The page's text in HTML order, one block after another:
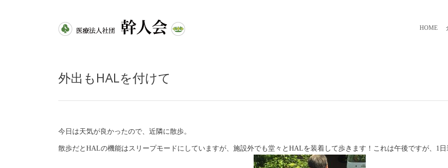
HOME
外出もHALを付けて
今日は天気が良かったので、近隣に散歩。
散歩だとHALの機能はスリープモードにしていますが、施設外でも堂々とHALを装着して歩きます！これは午後ですが、1